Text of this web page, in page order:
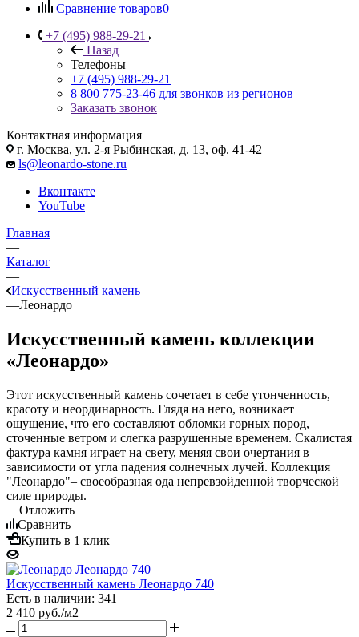
Сравнение товаров0
+7 (495) 988-29-21
Назад
Телефоны
+7 (495) 988-29-21
8 800 775-23-46 для звонков из регионов
Заказать звонок
Контактная информация
г. Москва, ул. 2-я Рыбинская, д. 13, оф. 41-42
ls@leonardo-stone.ru
Вконтакте
YouTube
Главная
—
Каталог
—
Искусственный камень
—Леонардо
Искусственный камень коллекции
«Леонардо»
Этот искусственный камень сочетает в себе утонченность,
красоту и неординарность. Глядя на него, возникает
ощущение, что его составляют обломки горных пород,
сточенные ветром и слегка разрушенные временем. Скалистая
фактура камня играет на свету, меняя свои очертания в
зависимости от угла падения солнечных лучей. Коллекция
"Леонардо"– своеобразная ода непревзойденной творческой
силе природы.
Отложить
Сравнить
Купить в 1 клик
Искусственный камень Леонардо 740
Есть в наличии: 341
2 410 руб./м2